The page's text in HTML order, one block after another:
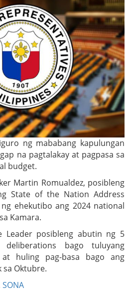
ng mababang kapulungan
na pagtalakay at pagpasa sa
budget.
Martin Romualdez, posibleng
State of the Nation Address
ehekutibo ang 2024 national
Kamara.
Leader posibleng abutin ng 5
bago tuluyang
huling pag-basa bago ang
sa Oktubre.
SONA